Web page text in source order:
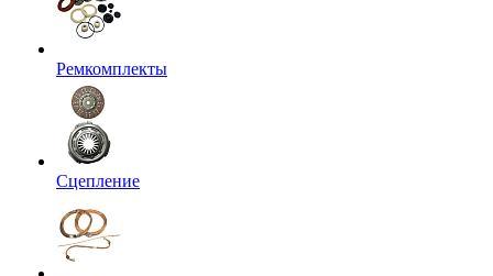
Ремкомплекты
Сцепление